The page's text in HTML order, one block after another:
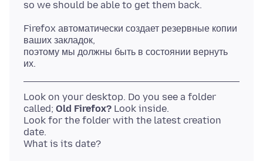
Firefox автоматически создает резервные копии
ваших закладок,
поэтому мы должны быть в состоянии вернуть
Look on your desktop. Do you see a folder
called; Old Firefox? Look inside.
Look for the folder with the latest creation
date.